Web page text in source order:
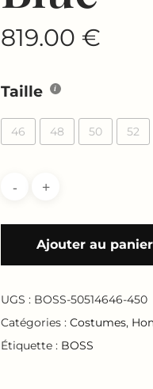
819.00 €
Taille
46 48 50 52
Ajouter au panier
UGS : BOSS-50514646-450
Catégories :Costumes,
Étiquette : BOSS